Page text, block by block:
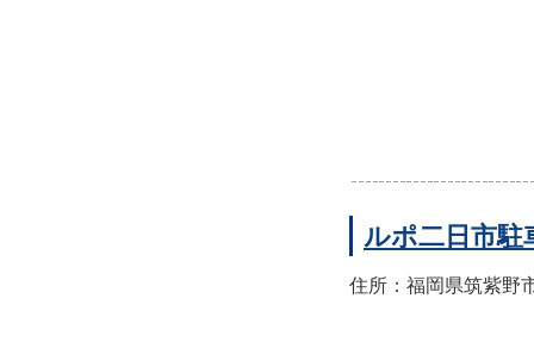
ルポ二日市駐
住所：福岡県筑紫野